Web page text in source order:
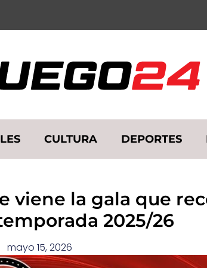
CULTURA DEPORTES
viene la gala que
2025/26
mayo 15, 2026